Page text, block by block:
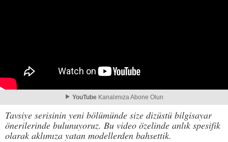
YouTube Kanalımıza Abone Olun
Tavsiye serisinin yeni bölümünde size dizüstü bilgisayar
önerilerinde bulunuyoruz. Bu video özelinde anlık spesifik
olarak aklımıza yatan modellerden bahsettik.